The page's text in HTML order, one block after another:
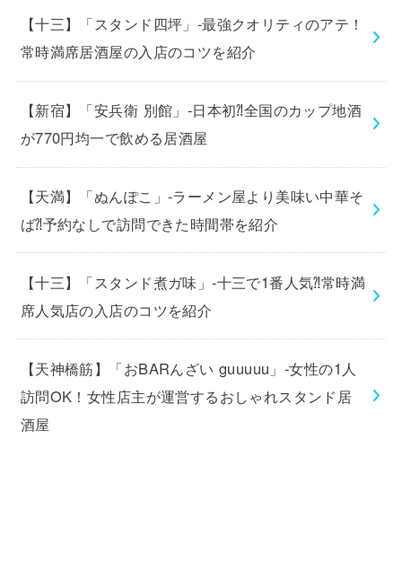
【十三】「スタンド四坪」-最強クオリティのアテ！
常時満席居酒屋の入店のコツを紹介
【新宿】「安兵衛 別館」-日本初⁈全国のカップ地酒
が770円均一で飲める居酒屋
【天満】「ぬんぽこ」-ラーメン屋より美味い中華そ
ば⁈予約なしで訪問できた時間帯を紹介
【十三】「スタンド煮ガ味」-十三で1番人気⁈常時満
席人気店の入店のコツを紹介
【天神橋筋】「おBARんざい guuuuu」-女性の1人
訪問OK！女性店主が運営するおしゃれスタンド居
酒屋